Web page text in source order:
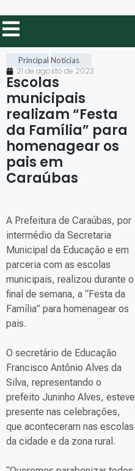
Principal Notícias
21 de agosto de 2023
Escolas
municipais
realizam “Festa
da Família” para
homenagear os
pais em
Caraúbas
A Prefeitura de Caraúbas, por
intermédio da Secretaria
Municipal da Educação e em
parceria com as escolas
municipais, realizou durante o
final de semana, a “Festa da
Família” para homenagear os
pais.
O secretário de Educação
Francisco Antônio Alves da
Silva, representando o
prefeito Juninho Alves, esteve
presente nas celebrações,
que aconteceram nas escolas
da cidade e da zona rural.